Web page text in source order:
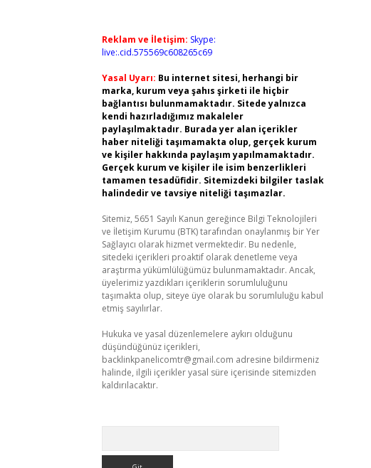
Reklam ve İletişim: Skype:
live:.cid.575569c608265c69
Yasal Uyarı: Bu internet sitesi, herhangi bir
marka, kurum veya şahıs şirketi ile hiçbir
bağlantısı bulunmamaktadır. Sitede yalnızca
kendi hazırladığımız makaleler
paylaşılmaktadır. Burada yer alan içerikler
haber niteliği taşımamakta olup, gerçek kurum
ve kişiler hakkında paylaşım yapılmamaktadır.
Gerçek kurum ve kişiler ile isim benzerlikleri
tamamen tesadüfidir. Sitemizdeki bilgiler taslak
halindedir ve tavsiye niteliği taşımazlar.
Sitemiz, 5651 Sayılı Kanun gereğince Bilgi Teknolojileri
ve İletişim Kurumu (BTK) tarafından onaylanmış bir Yer
Sağlayıcı olarak hizmet vermektedir. Bu nedenle,
sitedeki içerikleri proaktif olarak denetleme veya
araştırma yükümlülüğümüz bulunmamaktadır. Ancak,
üyelerimiz yazdıkları içeriklerin sorumluluğunu
taşımakta olup, siteye üye olarak bu sorumluluğu kabul
etmiş sayılırlar.
Hukuka ve yasal düzenlemelere aykırı olduğunu
düşündüğünüz içerikleri,
backlinkpanelicomtr@gmail.com adresine bildirmeniz
halinde, ilgili içerikler yasal süre içerisinde sitemizden
kaldırılacaktır.